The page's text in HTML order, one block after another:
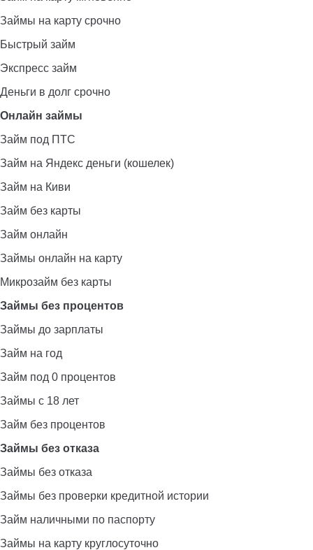
Займы на карту срочно
Быстрый займ
Экспресс займ
Деньги в долг срочно
Онлайн займы
Займ под ПТС
Займ на Яндекс деньги (кошелек)
Займ на Киви
Займ без карты
Займ онлайн
Займы онлайн на карту
Микрозайм без карты
Займы без процентов
Займы до зарплаты
Займ на год
Займ под 0 процентов
Займы с 18 лет
Займ без процентов
Займы без отказа
Займы без отказа
Займы без проверки кредитной истории
Займ наличными по паспорту
Займы на карту круглосуточно